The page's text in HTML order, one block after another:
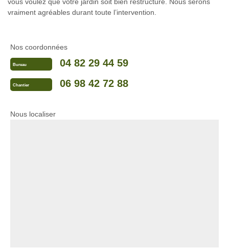
vous voulez que votre jardin soit bien restructuré. Nous serons
vraiment agréables durant toute l’intervention.
Nos coordonnées
Bureau 04 82 29 44 59
Chantier 06 98 42 72 88
Nous localiser